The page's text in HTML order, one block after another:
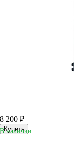
8 200 ₽
Купить
В наличии